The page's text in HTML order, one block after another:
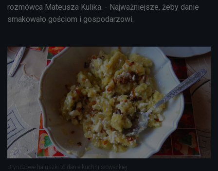
rozmówca Mateusza Kulika. - Najważniejsze, żeby danie
smakowało gościom i gospodarzowi.
Bryndzowe haluszki to danie kuchni słowackiej